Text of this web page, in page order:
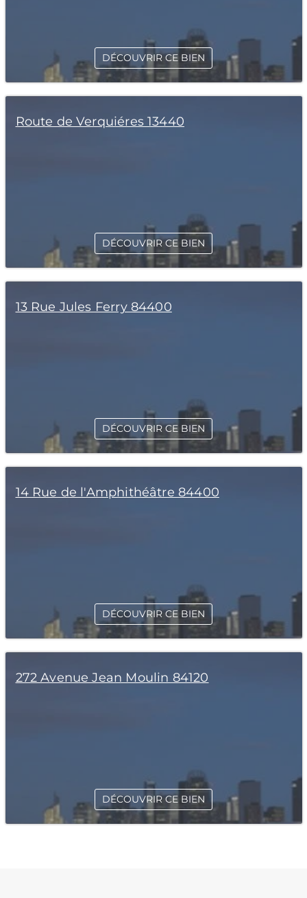
DÉCOUVRIR CE BIEN
Route de Verquiéres 13440
DÉCOUVRIR CE BIEN
13 Rue Jules Ferry 84400
DÉCOUVRIR CE BIEN
14 Rue de l'Amphithéâtre 84400
DÉCOUVRIR CE BIEN
272 Avenue Jean Moulin 84120
DÉCOUVRIR CE BIEN